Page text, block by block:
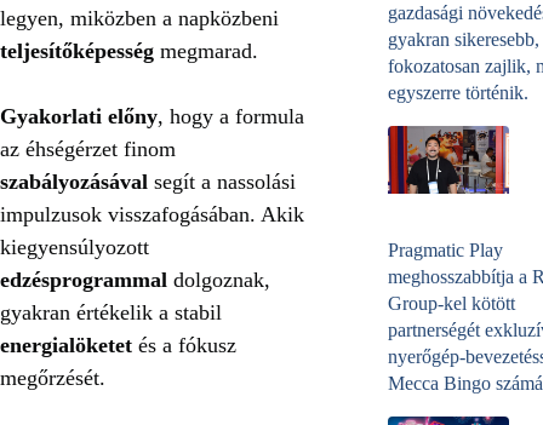
legyen, miközben a napközbeni
teljesítőképesség megmarad.
Gyakorlati előny, hogy a formula
az éhségérzet finom
szabályozásával segít a nassolási
impulzusok visszafogásában. Akik
kiegyensúlyozott
edzésprogrammal dolgoznak,
gyakran értékelik a stabil
energialöketet és a fókusz
megőrzését.
gazdasági
gyakran sikeresebb,
fokozatosan zajlik,
egyszerre történik.
Pragmatic Play
meghosszabbítja a
Group-kel kötött
partnerségét
nyerőgép-
Mecca Bingo